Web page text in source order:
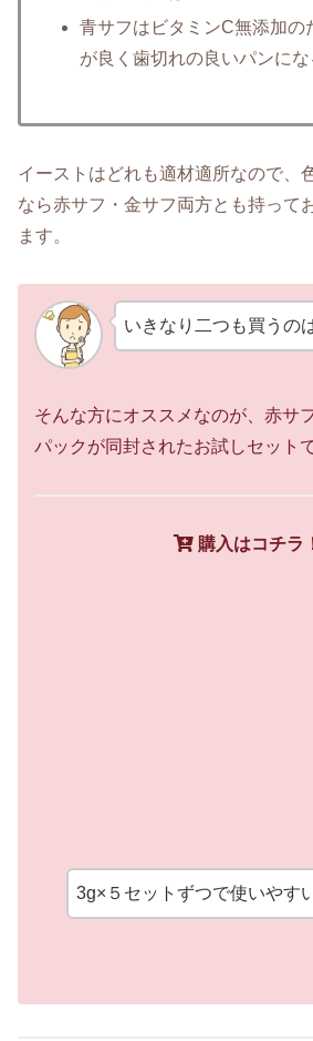
青サフはビタミンC無添加の
が良く歯切れの良いパンにな
イーストはどれも適材適所なので、
なら赤サフ・金サフ両方とも持って
ます。
いきなり二つも買うの
そんな方にオススメなのが、赤サ
パックが同封されたお試しセット
購入はコチラ
3g×５セットずつで使いやす